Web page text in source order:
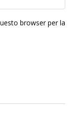
browser per la